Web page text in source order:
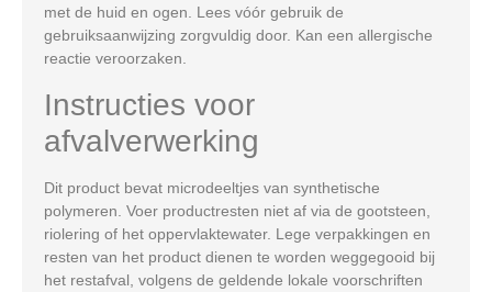
met de huid en ogen. Lees vóór gebruik de
gebruiksaanwijzing zorgvuldig door. Kan een allergische
reactie veroorzaken.
Instructies voor
afvalverwerking
Dit product bevat microdeeltjes van synthetische
polymeren. Voer productresten niet af via de gootsteen,
riolering of het oppervlaktewater. Lege verpakkingen en
resten van het product dienen te worden weggegooid bij
het restafval, volgens de geldende lokale voorschriften